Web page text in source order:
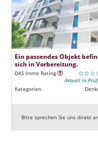
Ein passendes Objekt
sich in Vorbereitung.
DAS Immo Rating
Aktuell in
Kategorien
Bitte sprechen Sie uns direkt